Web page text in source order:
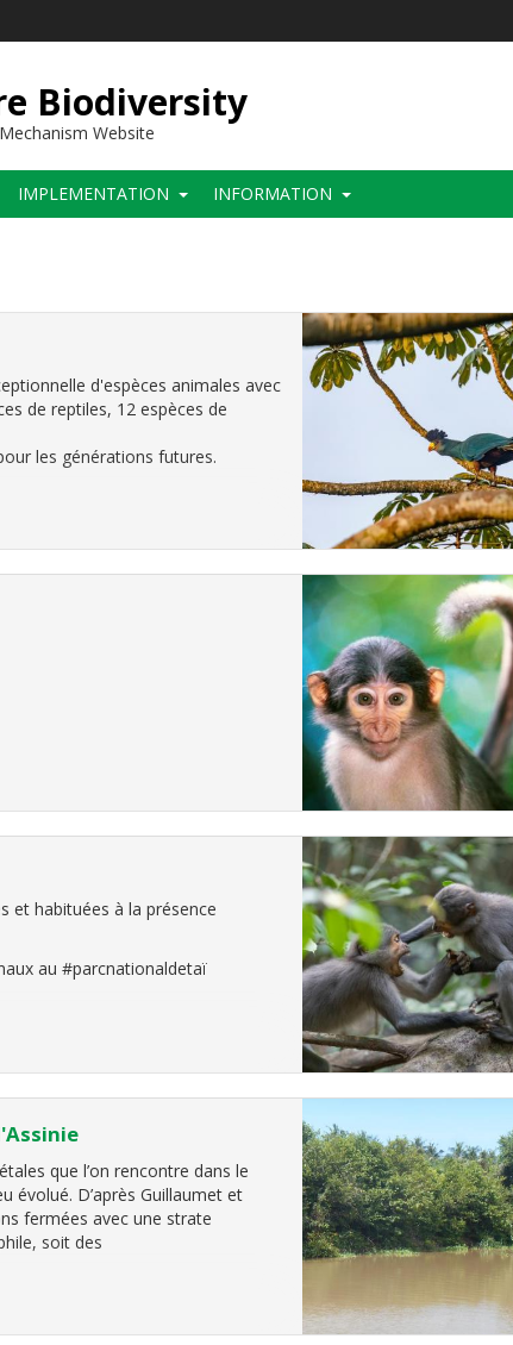
Biodiversity
Website
IMPLEMENTATION INFORMATION
d'espèces animales avec
de reptiles, 12 espèces de
les générations futures.
et habituées à la présence
au #parcnationaldetaï
que l’on rencontre dans le
évolué. D’après Guillaumet et
fermées avec une strate
soit des